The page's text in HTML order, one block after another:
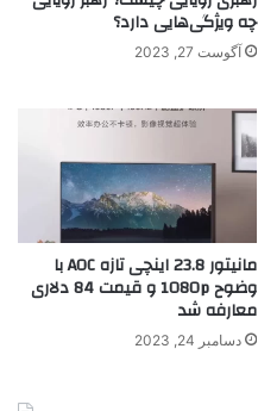
چه ویژگی‌هایی دارد؟
آگوست 27, 2023
مانیتور 23.8 اینچی تازه AOC با
وضوح 1080p و قیمت 84 دلاری
معارفه شد
دسامبر 24, 2023